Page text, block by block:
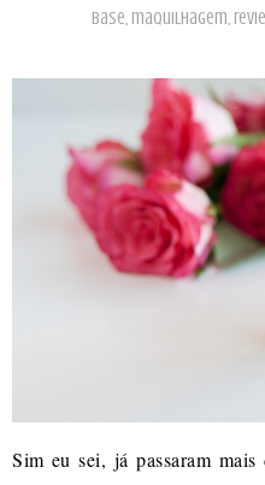
base, maquilhagem,
Sim eu sei, já passaram